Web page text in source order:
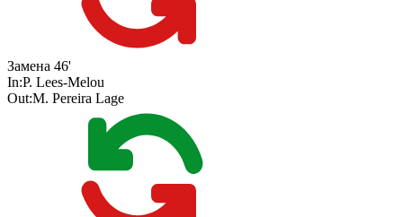
Замена 46'
In:P. Lees-Melou
Out:M. Pereira Lage